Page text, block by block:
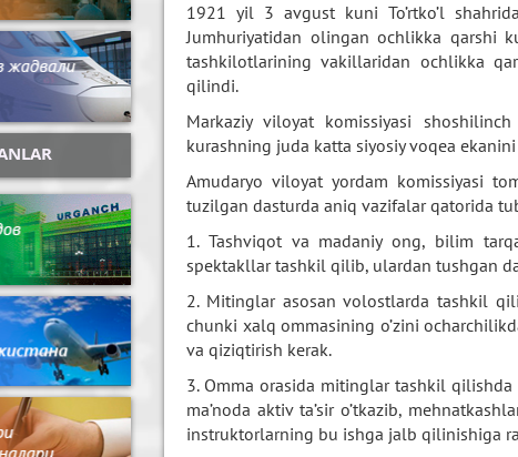
1921 yil 3 avgust kuni To’rtko’l
Jumhuriyatidan olingan ochlikka qarshi
tashkilotlarining vakillaridan ochlikka
qilindi.
Markaziy viloyat komissiyasi
kurashning juda katta siyosiy voqea
Amudaryo viloyat yordam komissiyasi
tuzilgan dasturda aniq vazifalar qatorida
1. Tashviqot va madaniy ong, bilim
spektakllar tashkil qilib, ulardan tushgan
2. Mitinglar asosan volostlarda tashkil
chunki xalq ommasining o’zini
va qiziqtirish kerak.
3. Omma orasida mitinglar tashkil
ma’noda aktiv ta’sir o’tkazib,
instruktorlarning bu ishga jalb qilinishiga